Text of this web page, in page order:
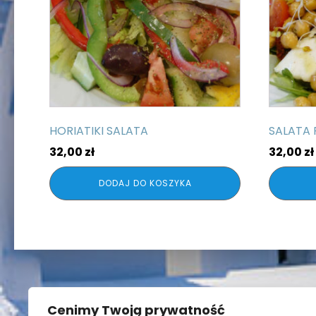
Cenimy Twoją prywatność
HORIATIKI SALATA
32,00 zł
DODAJ DO KOSZYKA
SALATA
32,00 zł